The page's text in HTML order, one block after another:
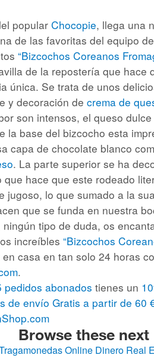
popular Chocopie, llega una
de las favoritas del equipo
“Bizcochos Coreanos
de la repostería que hace
única. Se trata de unos
y decoración de crema de
son intensos, el queso
la base del bizcocho esta
capa de chocolate blanco
. La parte superior se ha
que hace que este rodeado
jugoso, lo que sumado a la
que se funda en nuestra
tipo de duda, os
increíbles “Bizcochos
casa en tan solo 24 horas
.
pedidos abonados tienes un
de envío Gratis a partir de 60
Browse these next
Online Dinero Real